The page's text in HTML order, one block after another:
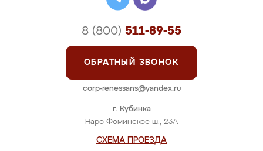
г. Кубинка
Наро-Фоминское ш., 23А
СХЕМА ПРОЕЗДА
8 (800) 511-89-55
ОБРАТНЫЙ ЗВОНОК
corp-renessans@yandex.ru